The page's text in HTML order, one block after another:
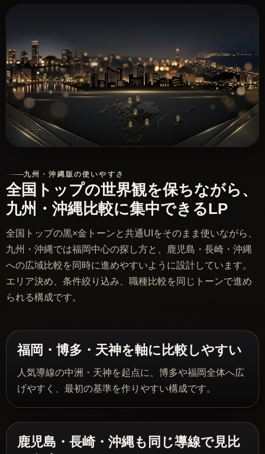
九州・沖縄版の使いやすさ
全国トップの世界観を保ちながら、
九州・沖縄比較に集中できるLP
全国トップの黒×金トーンと共通UIをそのまま使いながら、
九州・沖縄では福岡中心の探し方と、鹿児島・長崎・沖縄
への広域比較を同時に進めやすいように設計しています。
エリア決め、条件絞り込み、職種比較を同じトーンで進め
られる構成です。
福岡・博多・天神を軸に比較しやすい
人気導線の中洲・天神を起点に、博多や福岡全体へ広
げやすく、最初の基準を作りやすい構成です。
鹿児島・長崎・沖縄も同じ導線で見比